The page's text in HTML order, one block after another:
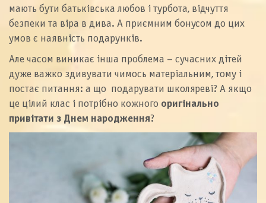
мають бути батьківська любов і турбота, відчуття
безпеки та віра в дива. А приємним бонусом до цих
умов є наявність подарунків.
Але часом виникає інша проблема – сучасних дітей
дуже важко здивувати чимось матеріальним, тому і
постає питання: а що подарувати школяреві? А якщо
це цілий клас і потрібно кожного оригінально
привітати з Днем народження?